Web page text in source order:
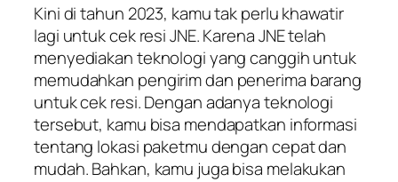
Kini di tahun 2023, kamu tak perlu khawatir
lagi untuk cek resi JNE. Karena JNE telah
menyediakan teknologi yang canggih untuk
memudahkan pengirim dan penerima barang
untuk cek resi. Dengan adanya teknologi
tersebut, kamu bisa mendapatkan informasi
tentang lokasi paketmu dengan cepat dan
mudah. Bahkan, kamu juga bisa melakukan